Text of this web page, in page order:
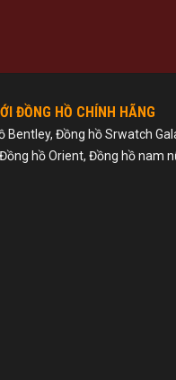
ĐỒNG HỒ CHÍNH HÃNG
Bentley, Đồng hồ Srwatch
hồ Orient, Đồng hồ nam